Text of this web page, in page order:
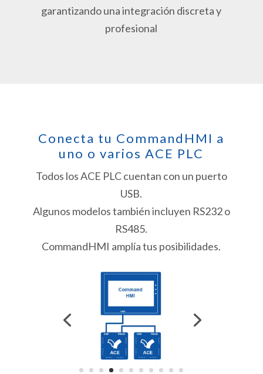
garantizando una integración discreta y
profesional
Conecta tu CommandHMI a
uno o varios ACE PLC
Todos los ACE PLC cuentan con un puerto
USB.
Algunos modelos también incluyen RS232 o
RS485.
CommandHMI amplía tus posibilidades.